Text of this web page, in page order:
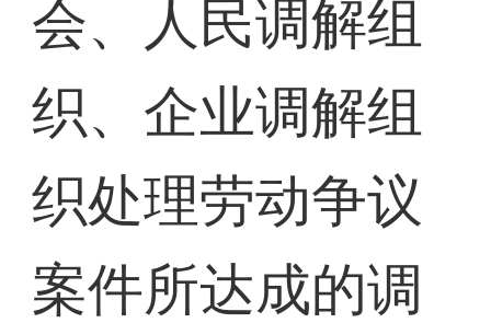
会、人民调解组
织、企业调解组
织处理劳动争议
案件所达成的调